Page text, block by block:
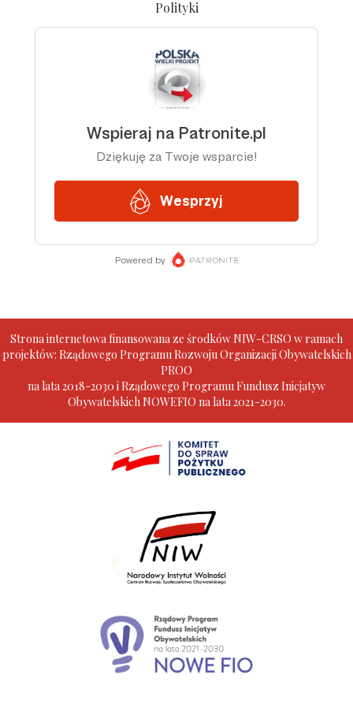
Polityki
Strona internetowa finansowana ze środków NIW-CRSO w ramach
projektów: Rządowego Programu Rozwoju Organizacji Obywatelskich
PROO
na lata 2018-2030 i Rządowego Programu Fundusz Inicjatyw
Obywatelskich NOWEFIO na lata 2021-2030.